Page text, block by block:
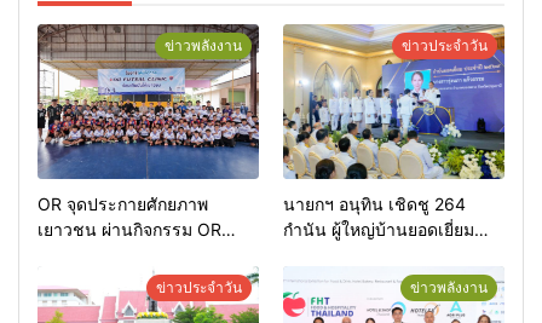
ข่าวพลังงาน
OR จุดประกายศักยภาพ
เยาวชน ผ่านกิจกรรม OR
ข่าวประจำวัน
นายกฯ อนุทิน เชิดชู 264
กำนัน ผู้ใหญ่บ้านยอดเยี่ยม
เกียรติยศแห่งการเสียสละ”
ข่าวประจำวัน ข่าวพลังงาน